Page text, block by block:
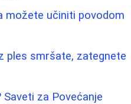
možete učiniti povodom
ples smršate, zategnete
za Povećanje